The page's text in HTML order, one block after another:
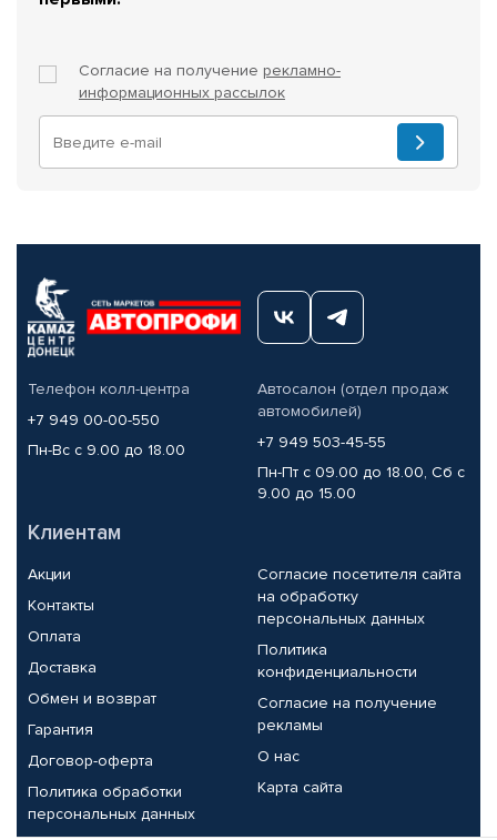
Согласие на получение рекламно-
информационных рассылок
Телефон колл-центра
+7 949 00-00-550
Пн-Вс с 9.00 до 18.00
Автосалон (отдел продаж
автомобилей)
+7 949 503-45-55
Пн-Пт с 09.00 до 18.00, Сб с
9.00 до 15.00
Клиентам
Акции
Контакты
Оплата
Доставка
Обмен и возврат
Гарантия
Договор-оферта
Политика обработки
персональных данных
Согласие посетителя сайта
на обработку
персональных данных
Политика
конфиденциальности
Согласие на получение
рекламы
О нас
Карта сайта